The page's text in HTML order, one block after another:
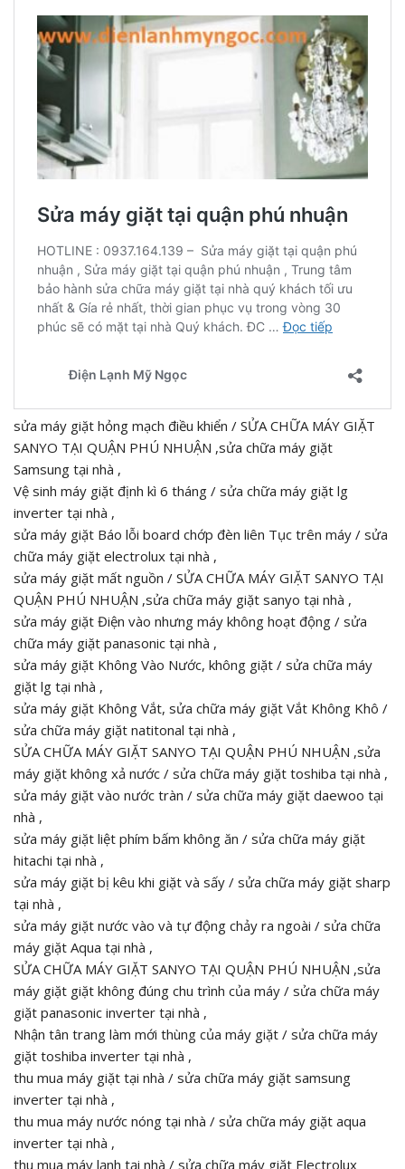
sửa máy giặt hỏng mạch điều khiển / SỬA CHỮA MÁY GIẶT
SANYO TẠI QUẬN PHÚ NHUẬN ,sửa chữa máy giặt
Samsung tại nhà ,
Vệ sinh máy giặt định kì 6 tháng / sửa chữa máy giặt lg
inverter tại nhà ,
sửa máy giặt Báo lỗi board chớp đèn liên Tục trên máy / sửa
chữa máy giặt electrolux tại nhà ,
sửa máy giặt mất nguồn / SỬA CHỮA MÁY GIẶT SANYO TẠI
QUẬN PHÚ NHUẬN ,sửa chữa máy giặt sanyo tại nhà ,
sửa máy giặt Điện vào nhưng máy không hoạt động / sửa
chữa máy giặt panasonic tại nhà ,
sửa máy giặt Không Vào Nước, không giặt / sửa chữa máy
giặt lg tại nhà ,
sửa máy giặt Không Vắt, sửa chữa máy giặt Vắt Không Khô /
sửa chữa máy giặt natitonal tại nhà ,
SỬA CHỮA MÁY GIẶT SANYO TẠI QUẬN PHÚ NHUẬN ,sửa
máy giặt không xả nước / sửa chữa máy giặt toshiba tại nhà ,
sửa máy giặt vào nước tràn / sửa chữa máy giặt daewoo tại
nhà ,
sửa máy giặt liệt phím bấm không ăn / sửa chữa máy giặt
hitachi tại nhà ,
sửa máy giặt bị kêu khi giặt và sấy / sửa chữa máy giặt sharp
tại nhà ,
sửa máy giặt nước vào và tự động chảy ra ngoài / sửa chữa
máy giặt Aqua tại nhà ,
SỬA CHỮA MÁY GIẶT SANYO TẠI QUẬN PHÚ NHUẬN ,sửa
máy giặt giặt không đúng chu trình của máy / sửa chữa máy
giặt panasonic inverter tại nhà ,
Nhận tân trang làm mới thùng của máy giặt / sửa chữa máy
giặt toshiba inverter tại nhà ,
thu mua máy giặt tại nhà / sửa chữa máy giặt samsung
inverter tại nhà ,
thu mua máy nước nóng tại nhà / sửa chữa máy giặt aqua
inverter tại nhà ,
thu mua máy lạnh tại nhà / sửa chữa máy giặt Electrolux